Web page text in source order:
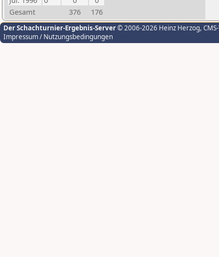
Gesamt
376 176
Der Schachturnier-Ergebnis-Server© 2006-2026 Heinz Herzog,
Impressum / Nutzungsbedingungen